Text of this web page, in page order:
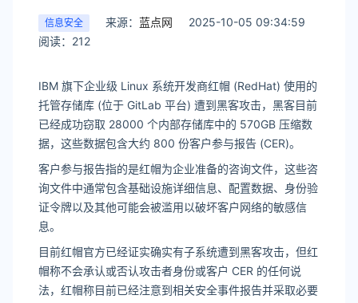
信息安全 来源： 蓝点网
2025-10-05 09:34:59
阅读：212
IBM 旗下企业级 Linux 系统开发商红帽 (RedHat) 使用的
托管存储库 (位于 GitLab 平台) 遭到黑客攻击，黑客目前
已经成功窃取 28000 个内部存储库中的 570GB 压缩数
据，这些数据包含大约 800 份客户参与报告 (CER)。
客户参与报告指的是红帽为企业准备的咨询文件，这些咨
询文件中通常包含基础设施详细信息、配置数据、身份验
证令牌以及其他可能会被滥用以破坏客户网络的敏感信
息。
目前红帽官方已经证实确实有子系统遭到黑客攻击，但红
帽称不会承认或否认攻击者身份或客户 CER 的任何说
法，红帽称目前已经注意到相关安全事件报告并采取必要